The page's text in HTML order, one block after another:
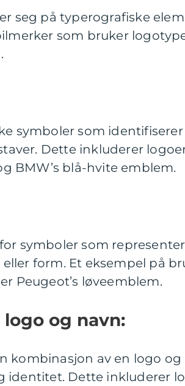
seg på typerografiske
som bruker
symboler som
Dette inkluderer
BMW’s blå-hvite emblem.
symboler som
form. Et eksempel på
Peugeot’s løveemblem.
og navn:
kombinasjon av en logo
identitet. Dette inkluderer